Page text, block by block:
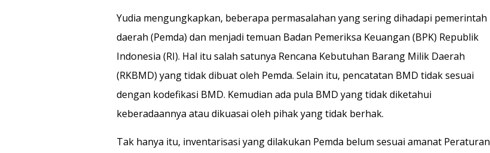
Yudia mengungkapkan, beberapa permasalahan yang sering dihadapi pemerintah
daerah (Pemda) dan menjadi temuan Badan Pemeriksa Keuangan (BPK) Republik
Indonesia (RI). Hal itu salah satunya Rencana Kebutuhan Barang Milik Daerah
(RKBMD) yang tidak dibuat oleh Pemda. Selain itu, pencatatan BMD tidak sesuai
dengan kodefikasi BMD. Kemudian ada pula BMD yang tidak diketahui
keberadaannya atau dikuasai oleh pihak yang tidak berhak.
Tak hanya itu, inventarisasi yang dilakukan Pemda belum sesuai amanat Peraturan